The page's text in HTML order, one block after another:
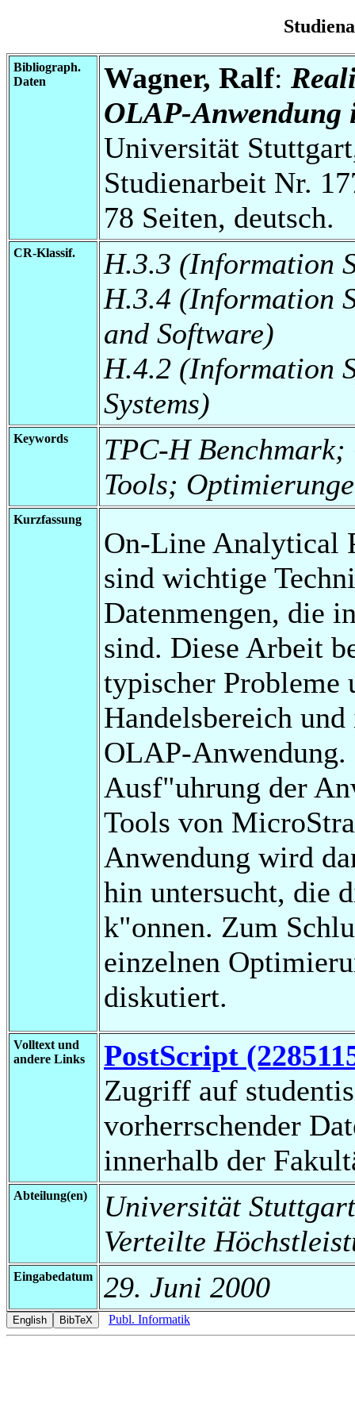
Bibliograph.
Daten
Wagner, Ralf:
OLAP-Anwendung
Universität
Studienarbeit Nr.
78 Seiten, deutsch.
CR-Klassif.
H.3.3 (Information
H.3.4 (Information
and Software)
H.4.2 (Information
Systems)
Keywords
TPC-H
Tools;
Kurzfassung
On-Line Analytical
sind wichtige
Datenmengen, die
sind. Diese Arbeit
typischer Probleme
Handelsbereich
OLAP-
Ausf"uhrung der
Tools von
Anwendung wird
hin untersucht, die
k"onnen. Zum
einzelnen
diskutiert.
Volltext und
andere Links
PostScript
Zugriff auf
vorherrschender
innerhalb der
Abteilung(en)
Universität
Verteilte
Eingabedatum 29. Juni 2000
Publ. Informatik